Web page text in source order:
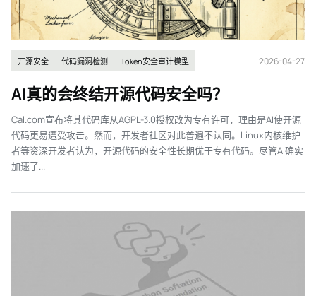
开源安全 代码漏洞检测 Token安全审计模型 2026-04-27
AI真的会终结开源代码安全吗？
Cal.com宣布将其代码库从AGPL-3.0授权改为专有许可，理由是AI使开源
代码更易遭受攻击。然而，开发者社区对此普遍不认同。Linux内核维护
者等资深开发者认为，开源代码的安全性长期优于专有代码。尽管AI确实
加速了...